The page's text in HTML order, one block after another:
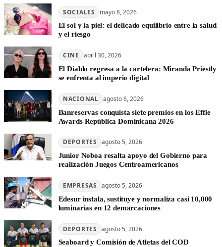
SOCIALES mayo 8, 2026
El sol y la piel: el delicado equilibrio entre la salud
y el riesgo
CINE abril 30, 2026
El Diablo regresa a la cartelera: Miranda Priestly
se enfrenta al imperio digital
NACIONAL agosto 6, 2026
Banreservas conquista siete premios en los Effie
Awards República Dominicana 2026
DEPORTES agosto 5, 2026
Junior Noboa resalta apoyo del Gobierno para
realización Juegos Centroamericanos
EMPRESAS agosto 5, 2026
Edesur instala, sustituye y normaliza casi 10,000
luminarias en 12 demarcaciones
DEPORTES agosto 5, 2026
Seaboard y Comisión de Atletas del COD